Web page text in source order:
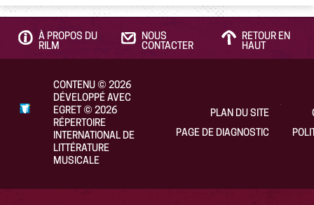
À PROPOS DU
RILM
NOUS
CONTACTER
RETOUR EN
HAUT
CONTENU© 2026
DÉVELOPPÉ AVEC
EGRET© 2026
RÉPERTOIRE
INTERNATIONAL DE
LITTÉRATURE
MUSICALE
PLAN DU SITE
PAGE DE DIAGNOSTIC